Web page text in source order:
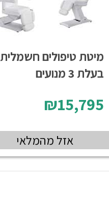
מיטת טיפולים חשמלית
בעלת 3 מנועים
₪15,795
אזל מהמלאי